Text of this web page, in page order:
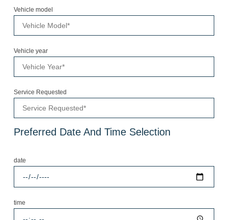
Vehicle model
Vehicle year
Service Requested
Preferred Date And Time Selection
date
time